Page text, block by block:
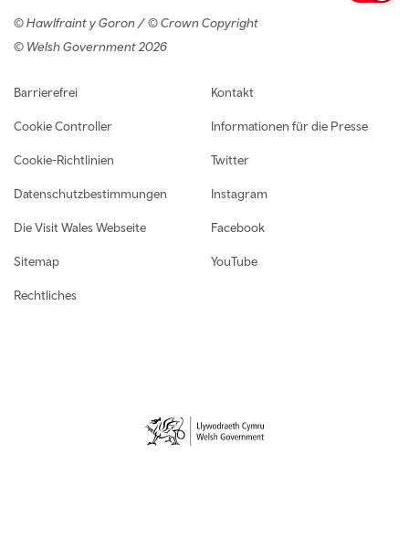
© Hawlfraint y Goron / © Crown Copyright
© Welsh Government 2026
Footer navigation
Barrierefrei
Cookie Controller
Cookie-Richtlinien
Datenschutzbestimmungen
Die Visit Wales Webseite
Sitemap
Rechtliches
Kontakt
Informationen für die Presse
Twitter
Instagram
Facebook
YouTube